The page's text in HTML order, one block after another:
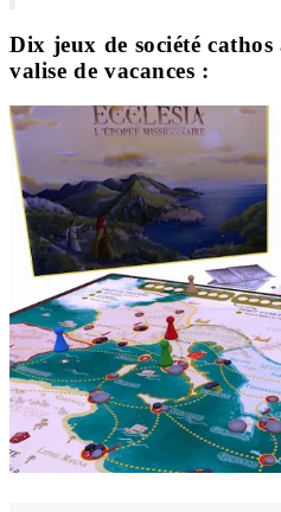
Dix jeux de société
valise de vacances :